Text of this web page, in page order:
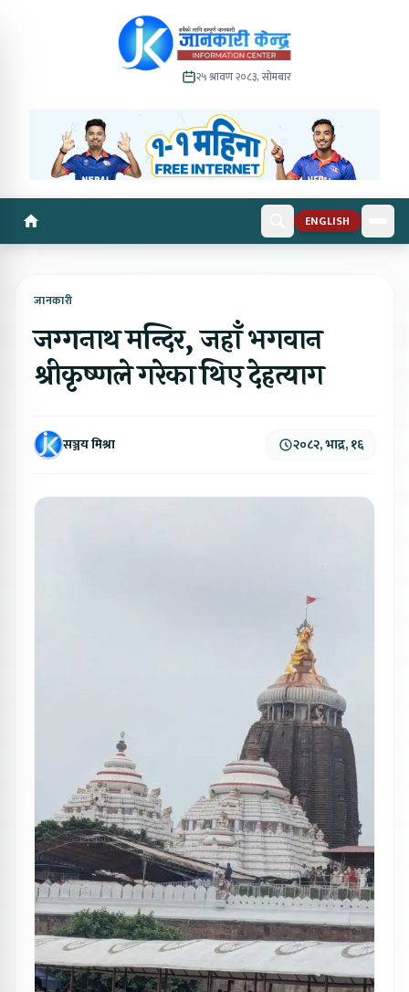
२५ श्रावण २०८३, सोमबार
ENGLISH
जानकारी
जग्गनाथ मन्दिर, जहाँ भगवान
श्रीकृष्णले गरेका थिए देहत्याग
सञ्जय मिश्रा २०८२, भाद्र, १६